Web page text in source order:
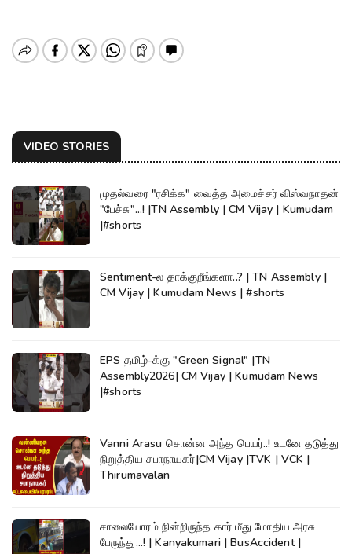
VIDEO STORIES
முதல்வரை "ரசிக்க" வைத்த அமைச்சர் விஸ்வநாதன்
"பேச்சு"...! |TN Assembly | CM Vijay | Kumudam
|#shorts
Sentiment-ல தாக்குறீங்களா..? | TN Assembly |
CM Vijay | Kumudam News | #shorts
EPS தமிழ்-க்கு "Green Signal" |TN
Assembly2026| CM Vijay | Kumudam News
|#shorts
Vanni Arasu சொன்ன அந்த பெயர்..! உடனே தடுத்து
நிறுத்திய சபாநாயகர்|CM Vijay |TVK | VCK |
Thirumavalan
சாலையோரம் நின்றிருந்த கார் மீது மோதிய அரசு
பேருந்து...! | Kanyakumari | BusAccident |